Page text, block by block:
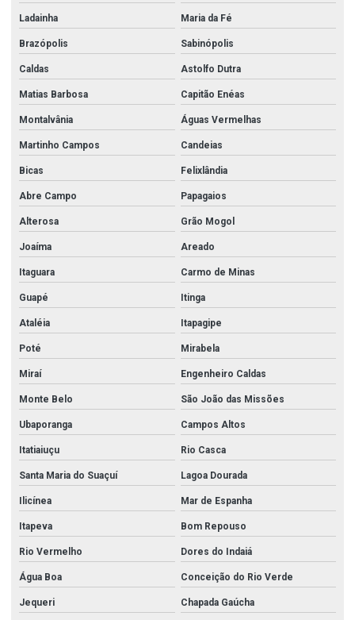
Ladainha Maria da Fé
Brazópolis Sabinópolis
Caldas Astolfo Dutra
Matias Barbosa Capitão Enéas
Montalvânia Águas Vermelhas
Martinho Campos Candeias
Bicas Felixlândia
Abre Campo Papagaios
Alterosa Grão Mogol
Joaíma Areado
Itaguara Carmo de Minas
Guapé Itinga
Ataléia Itapagipe
Poté Mirabela
Miraí Engenheiro Caldas
Monte Belo São João das Missões
Ubaporanga Campos Altos
Itatiaiuçu Rio Casca
Santa Maria do Suaçuí Lagoa Dourada
Ilicínea Mar de Espanha
Itapeva Bom Repouso
Rio Vermelho Dores do Indaiá
Água Boa Conceição do Rio Verde
Jequeri Chapada Gaúcha